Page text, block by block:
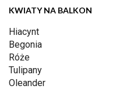
KWIATY NA BALKON
Hiacynt
Begonia
Róże
Tulipany
Oleander